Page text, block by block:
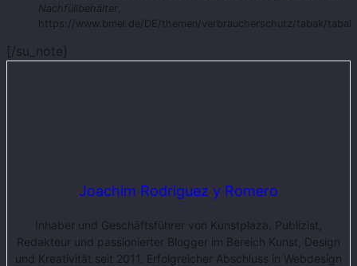
Nachfüllbehälter
https://www.bmel.de/DE/themen/verbraucherschutz/tabak/
[/su_note]
Joachim Rodriguez y Romero
Inhaber und Geschäftsführer von Kunstplaza. Publizist,
Redakteur und passionierter Blogger im Bereich Kunst, Design
und Kreativität seit 2011. Erfolgreicher Abschluss in Webdesign